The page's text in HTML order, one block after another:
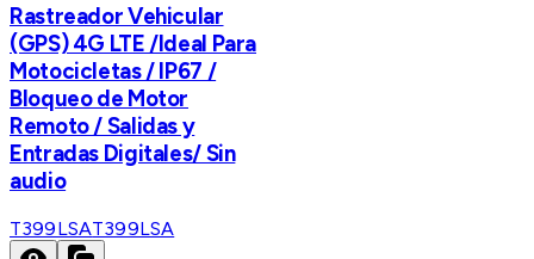
Rastreador Vehicular
(GPS) 4G LTE /Ideal Para
Motocicletas / IP67 /
Bloqueo de Motor
Remoto / Salidas y
Entradas Digitales/ Sin
audio
T399LSAT399LSA